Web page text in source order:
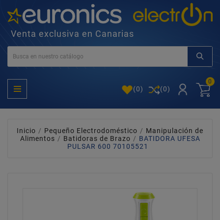
Venta exclusiva en Canarias
(0) (0)
0
Inicio Pequeño Electrodoméstico
Manipulación de
Alimentos
Batidoras de Brazo
BATIDORA UFESA
PULSAR 600 70105521